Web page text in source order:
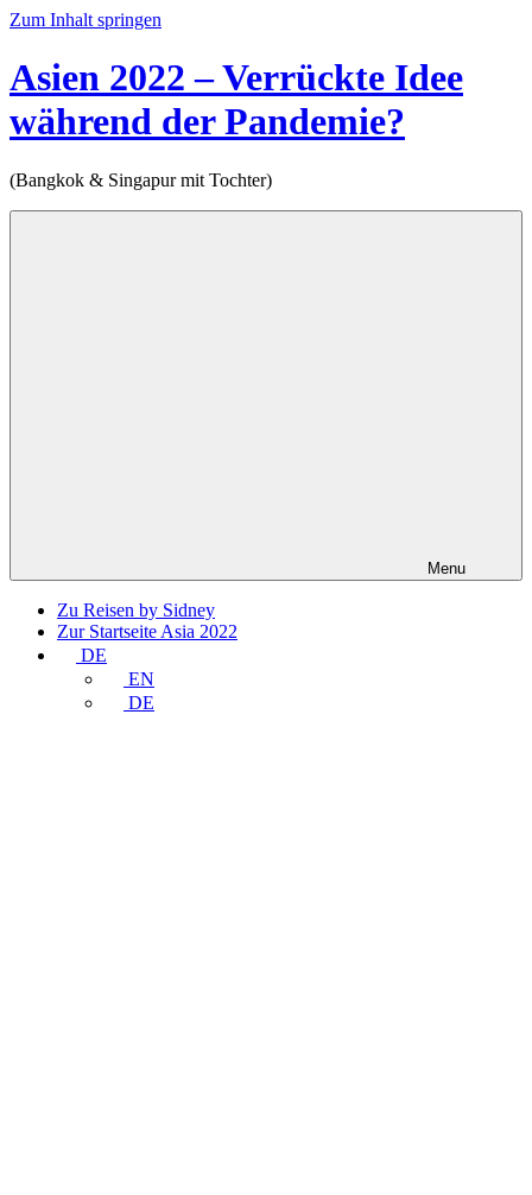
Zum Inhalt springen
Asien 2022 – Verrückte Idee
während der Pandemie?
(Bangkok & Singapur mit Tochter)
Menu
Zu Reisen by Sidney
Zur Startseite Asia 2022
DE
EN
DE